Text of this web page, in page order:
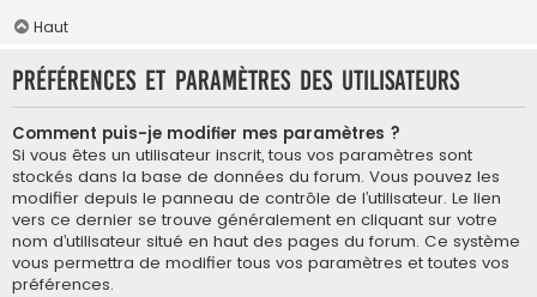
Haut
Préférences et paramètres des utilisateurs
Comment puis-je modifier mes paramètres ?
Si vous êtes un utilisateur inscrit, tous vos paramètres sont
stockés dans la base de données du forum. Vous pouvez les
modifier depuis le panneau de contrôle de l’utilisateur. Le lien
vers ce dernier se trouve généralement en cliquant sur votre
nom d’utilisateur situé en haut des pages du forum. Ce système
vous permettra de modifier tous vos paramètres et toutes vos
préférences.